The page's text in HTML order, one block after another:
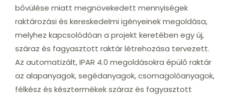
bővülése miatt megnövekedett mennyiségek
raktározási és kereskedelmi igényeinek megoldása,
melyhez kapcsolódóan a projekt keretében egy új,
száraz és fagyasztott raktár létrehozása tervezett.
Az automatizált, IPAR 4.0 megoldásokra épülő raktár
az alapanyagok, segédanyagok, csomagolóanyagok,
félkész és késztermékek száraz és fagyasztott